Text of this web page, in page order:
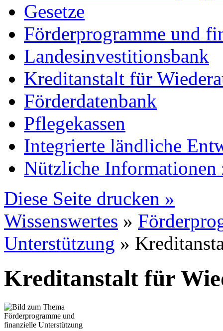
Gesetze
Förderprogramme und
Landesinvestitionsbank
Kreditanstalt für
Förderdatenbank
Pflegekassen
Integrierte ländliche
Nützliche Informationen
Diese Seite drucken »
Wissenswertes »
Unterstützung »
Kreditanstalt für